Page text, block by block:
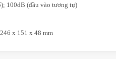
100dB (đầu vào tương tự)
x 151 x 48 mm